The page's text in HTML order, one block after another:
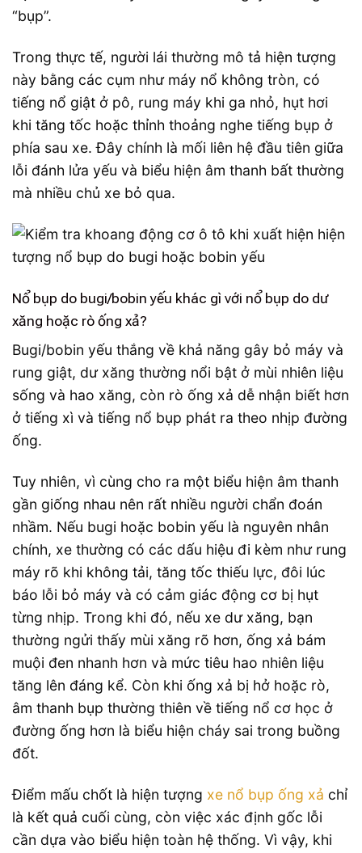
“bụp”.
Trong thực tế, người lái thường mô tả hiện tượng
này bằng các cụm như máy nổ không tròn, có
tiếng nổ giật ở pô, rung máy khi ga nhỏ, hụt hơi
khi tăng tốc hoặc thỉnh thoảng nghe tiếng bụp ở
phía sau xe. Đây chính là mối liên hệ đầu tiên giữa
lỗi đánh lửa yếu và biểu hiện âm thanh bất thường
mà nhiều chủ xe bỏ qua.
Nổ bụp do bugi/bobin yếu khác gì với nổ bụp do dư
xăng hoặc rò ống xả?
Bugi/bobin yếu thắng về khả năng gây bỏ máy và
rung giật, dư xăng thường nổi bật ở mùi nhiên liệu
sống và hao xăng, còn rò ống xả dễ nhận biết hơn
ở tiếng xì và tiếng nổ bụp phát ra theo nhịp đường
ống.
Tuy nhiên, vì cùng cho ra một biểu hiện âm thanh
gần giống nhau nên rất nhiều người chẩn đoán
nhầm. Nếu bugi hoặc bobin yếu là nguyên nhân
chính, xe thường có các dấu hiệu đi kèm như rung
máy rõ khi không tải, tăng tốc thiếu lực, đôi lúc
báo lỗi bỏ máy và có cảm giác động cơ bị hụt
từng nhịp. Trong khi đó, nếu xe dư xăng, bạn
thường ngửi thấy mùi xăng rõ hơn, ống xả bám
muội đen nhanh hơn và mức tiêu hao nhiên liệu
tăng lên đáng kể. Còn khi ống xả bị hở hoặc rò,
âm thanh bụp thường thiên về tiếng nổ cơ học ở
đường ống hơn là biểu hiện cháy sai trong buồng
đốt.
Điểm mấu chốt là hiện tượng xe nổ bụp ống xả chỉ
là kết quả cuối cùng, còn việc xác định gốc lỗi
cần dựa vào biểu hiện toàn hệ thống. Vì vậy, khi